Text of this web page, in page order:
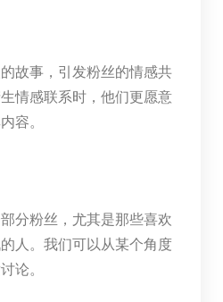
故事，引发粉丝的情感共
情感联系时，他们更愿意
容。
分粉丝，尤其是那些喜欢
人。我们可以从某个角度
论。